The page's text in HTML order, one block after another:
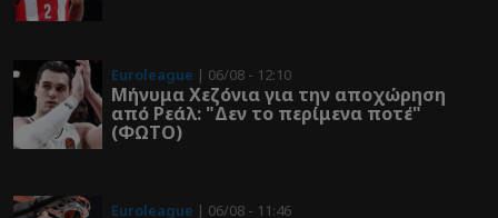
Euroleague | 06/08 - 12:10
Μήνυμα Χεζόνια για την αποχώρηση
από Ρεάλ: "Δεν το περίμενα ποτέ"
(ΦΩΤΟ)
Euroleague | 06/08 - 11:46